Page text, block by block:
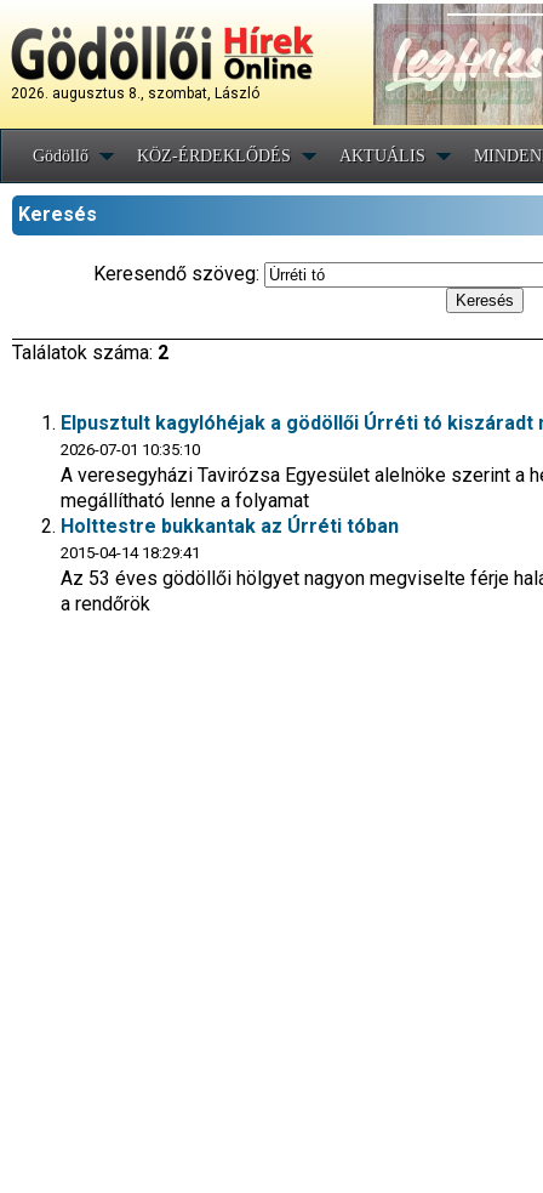
2026. augusztus 8., szombat, László
Gödöllő KÖZ-ÉRDEKLŐDÉS AKTUÁLIS
Keresés
Keresendő szöveg:
Találatok száma: 2
Elpusztult kagylóhéjak a gödöllői Úrréti tó kiszáradt
2026-07-01 10:35:10
A veresegyházi Tavirózsa Egyesület alelnöke szerint
megállítható lenne a folyamat
Holttestre bukkantak az Úrréti tóban
2015-04-14 18:29:41
Az 53 éves gödöllői hölgyet nagyon megviselte férje
a rendőrök